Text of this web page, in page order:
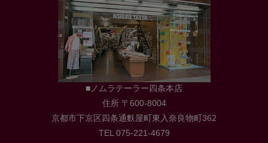
■ノムラテーラー四条本店
住所 〒600-8004
京都市下京区四条通麩屋町東入奈良物町362
TEL 075-221-4679